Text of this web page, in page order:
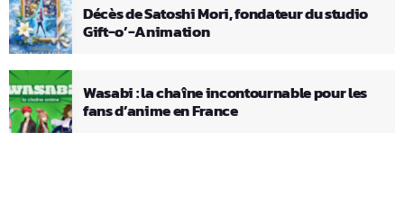
Décès de Satoshi Mori, fondateur du studio
Gift-o’-Animation
Wasabi : la chaîne incontournable pour les
fans d’anime en France